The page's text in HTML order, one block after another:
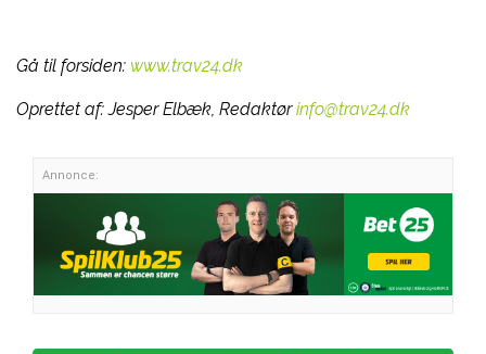
Gå til forsiden: www.trav24.dk
Oprettet af:Jesper Elbæk, Redaktør info@trav24.dk
Annonce: